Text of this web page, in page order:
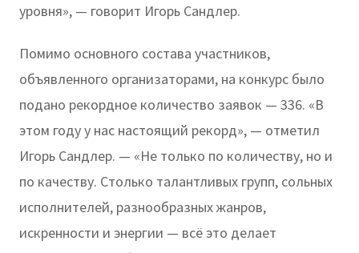
уровня», — говорит Игорь Сандлер.
Помимо основного состава участников,
объявленного организаторами, на конкурс было
подано рекордное количество заявок — 336. «В
этом году у нас настоящий рекорд», — отметил
Игорь Сандлер. — «Не только по количеству, но и
по качеству. Столько талантливых групп, сольных
исполнителей, разнообразных жанров,
искренности и энергии — всё это делает